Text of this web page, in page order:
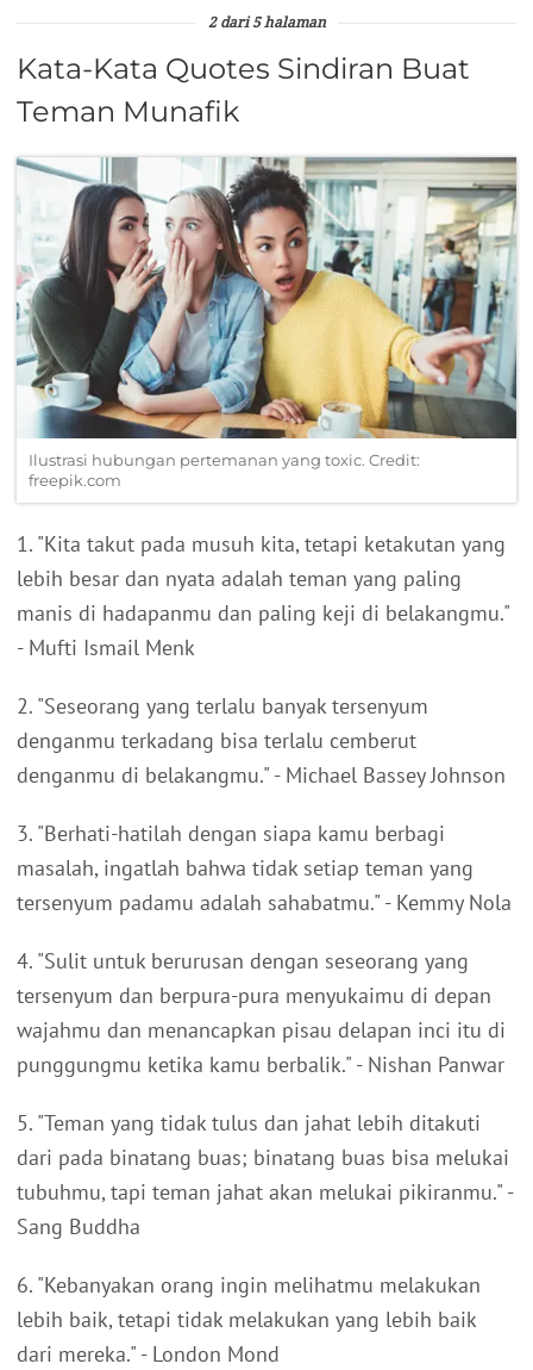
2 dari 5 halaman
Kata-Kata Quotes Sindiran Buat
Teman Munafik
Ilustrasi hubungan pertemanan yang toxic. Credit:
freepik.com
1. "Kita takut pada musuh kita, tetapi ketakutan yang
lebih besar dan nyata adalah teman yang paling
manis di hadapanmu dan paling keji di belakangmu."
- Mufti Ismail Menk
2. "Seseorang yang terlalu banyak tersenyum
denganmu terkadang bisa terlalu cemberut
denganmu di belakangmu." - Michael Bassey Johnson
3. "Berhati-hatilah dengan siapa kamu berbagi
masalah, ingatlah bahwa tidak setiap teman yang
tersenyum padamu adalah sahabatmu." - Kemmy Nola
4. "Sulit untuk berurusan dengan seseorang yang
tersenyum dan berpura-pura menyukaimu di depan
wajahmu dan menancapkan pisau delapan inci itu di
punggungmu ketika kamu berbalik." - Nishan Panwar
5. "Teman yang tidak tulus dan jahat lebih ditakuti
dari pada binatang buas; binatang buas bisa melukai
tubuhmu, tapi teman jahat akan melukai pikiranmu." -
Sang Buddha
6. "Kebanyakan orang ingin melihatmu melakukan
lebih baik, tetapi tidak melakukan yang lebih baik
dari mereka." - London Mond